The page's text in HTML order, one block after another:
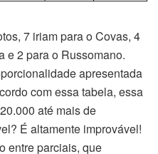
7 iriam para o Covas, 4
e 2 para o Russomano.
apresentada
com essa tabela, essa
até mais de
É altamente improvável!
entre parciais, que